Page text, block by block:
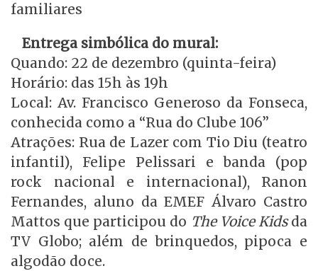
familiares
Entrega simbólica do mural:
Quando: 22 de dezembro (quinta-feira)
Horário: das 15h às 19h
Local: Av. Francisco Generoso da Fonseca,
conhecida como a “Rua do Clube 106”
Atrações: Rua de Lazer com Tio Diu (teatro
infantil), Felipe Pelissari e banda (pop
rock nacional e internacional), Ranon
Fernandes, aluno da EMEF Álvaro Castro
Mattos que participou do The Voice Kidsda
TV Globo; além de brinquedos, pipoca e
algodão doce.